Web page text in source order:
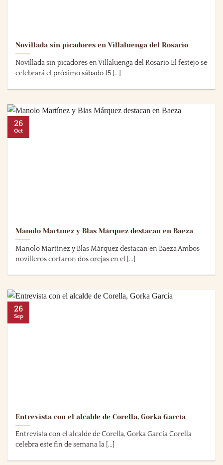
Novillada sin picadores en Villaluenga del Rosario
Novillada sin picadores en Villaluenga del Rosario El festejo se
celebrará el próximo sábado 15 [...]
Manolo Martínez y Blas Márquez destacan en Baeza
Manolo Martínez y Blas Márquez destacan en Baeza Ambos
novilleros cortaron dos orejas en el [...]
26
Oct
Entrevista con el alcalde de Corella, Gorka García
Entrevista con el alcalde de Corella, Gorka García Corella
celebra este fin de semana la [...]
26
Sep